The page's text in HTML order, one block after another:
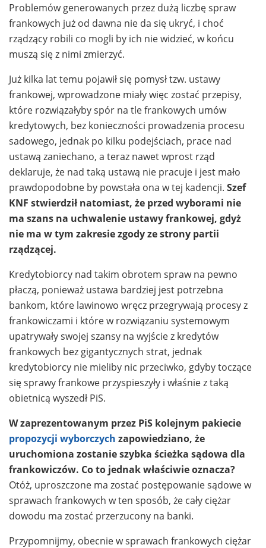
Problemów generowanych przez dużą liczbę spraw
frankowych już od dawna nie da się ukryć, i choć
rządzący robili co mogli by ich nie widzieć, w końcu
muszą się z nimi zmierzyć.
Już kilka lat temu pojawił się pomysł tzw. ustawy
frankowej, wprowadzone miały więc zostać przepisy,
które rozwiązałyby spór na tle frankowych umów
kredytowych, bez konieczności prowadzenia procesu
sadowego, jednak po kilku podejściach, prace nad
ustawą zaniechano, a teraz nawet wprost rząd
deklaruje, że nad taką ustawą nie pracuje i jest mało
prawdopodobne by powstała ona w tej kadencji. Szef
KNF stwierdził natomiast, że przed wyborami nie
ma szans na uchwalenie ustawy frankowej, gdyż
nie ma w tym zakresie zgody ze strony partii
rządzącej.
Kredytobiorcy nad takim obrotem spraw na pewno
płaczą, ponieważ ustawa bardziej jest potrzebna
bankom, które lawinowo wręcz przegrywają procesy z
frankowiczami i które w rozwiązaniu systemowym
upatrywały swojej szansy na wyjście z kredytów
frankowych bez gigantycznych strat, jednak
kredytobiorcy nie mieliby nic przeciwko, gdyby toczące
się sprawy frankowe przyspieszyły i właśnie z taką
obietnicą wyszedł PiS.
W zaprezentowanym przez PiS kolejnym pakiecie
propozycji wyborczych zapowiedziano, że
uruchomiona zostanie szybka ścieżka sądowa dla
frankowiczów. Co to jednak właściwie oznacza?
Otóż, uproszczone ma zostać postępowanie sądowe w
sprawach frankowych w ten sposób, że cały ciężar
dowodu ma zostać przerzucony na banki.
Przypomnijmy, obecnie w sprawach frankowych ciężar